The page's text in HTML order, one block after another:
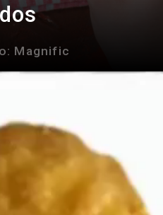
Magnific